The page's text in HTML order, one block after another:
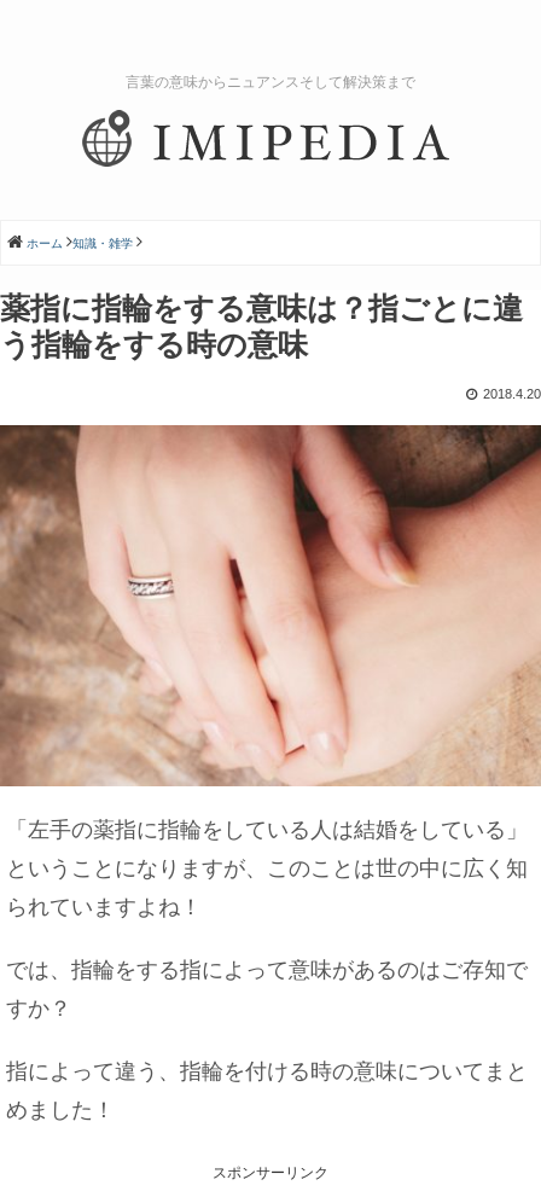
言葉の意味からニュアンスそして解決策まで
ホーム 知識・雑学
薬指に指輪をする意味は？指ごとに違
う指輪をする時の意味
2018.4.20
「左手の薬指に指輪をしている人は結婚をしている」
ということになりますが、このことは世の中に広く知
られていますよね！
では、指輪をする指によって意味があるのはご存知で
すか？
指によって違う、指輪を付ける時の意味についてまと
めました！
スポンサーリンク